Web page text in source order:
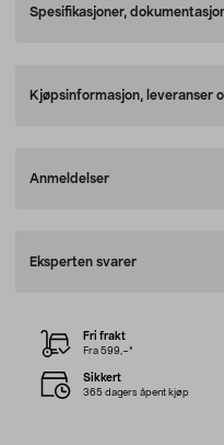
Spesifikasjoner,
Kjøpsinformasjon, leveranser
Anmeldelser
Eksperten svarer
Fri frakt
Fra 599,–*
Sikkert
365 dagers åpent kjøp